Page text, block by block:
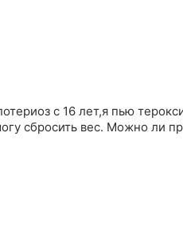
с 16 лет,я пью
сбросить вес. Можно ли